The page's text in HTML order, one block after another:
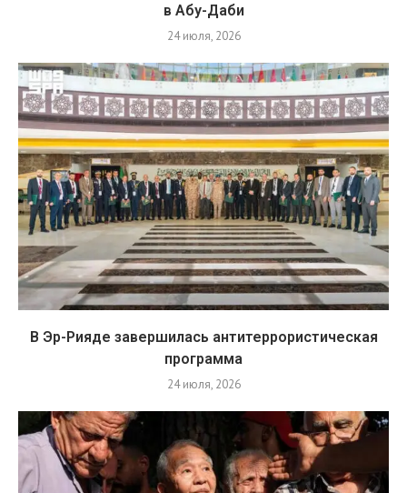
в Абу-Даби
24 июля, 2026
В Эр-Рияде завершилась антитеррористическая
программа
24 июля, 2026